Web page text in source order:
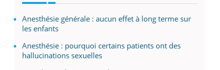
Anesthésie générale : aucun effet à long terme sur
les enfants
Anesthésie : pourquoi certains patients ont des
hallucinations sexuelles